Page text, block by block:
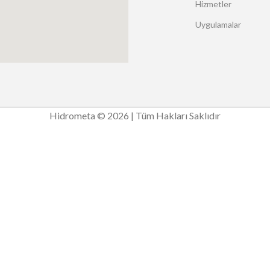
Hizmetler
Uygulamalar
Hidrometa © 2026 | Tüm Hakları Saklıdır